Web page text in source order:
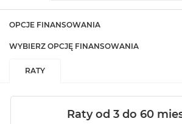
OPCJE FINANSOWANIA
WYBIERZ OPCJĘ FINANSOWANIA
RATY
Raty od 3 do 60